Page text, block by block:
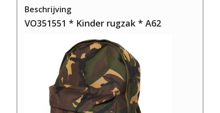
Beschrijving
VO351551 * Kinder rugzak * A62